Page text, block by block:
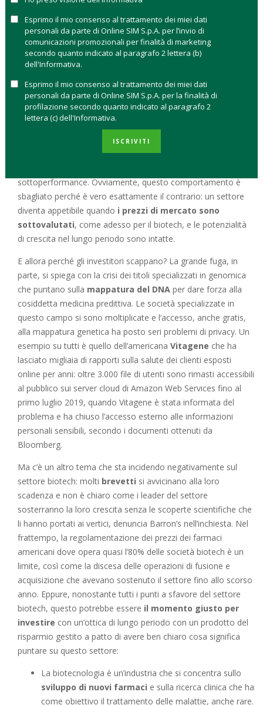
una lunga inchiesta che il settimanale finanziario inglese
Barron’s ha dedicato alla medicina del futuro.
La discrepanza tra una rivoluzione scientifica incombente e la
disillusione degli investitori è enorme. Cosa sta accadendo? I
numeri dicono che solo nel 2019 i fondi sanitari e biotech
hanno registratodeflussi netti per oltre 11 miliardi di
dollari– contro i 430 milioni registrati in tutto il 2018 –
secondo dati Lipper e Refinitiv, e questo in linea con il
comportamento abituale degli investitori in questo comparto
che, secondo l’analisi di Piper Jaffray, riceve storicamente
denaro in corrispondenza di una sovraperformance dell’indice
sottoperformance. Ovviamente, questo comportamento è
sbagliato perché è vero esattamente il contrario: un settore
diventa appetibile quando i prezzi di mercato sono
sottovalutati, come adesso per il biotech, e le potenzialità
di crescita nel lungo periodo sono intatte.
E allora perché gli investitori scappano? La grande fuga, in
parte, si spiega con la crisi dei titoli specializzati in genomica
che puntano sulla mappatura del DNA per dare forza alla
cosiddetta medicina predittiva. Le società specializzate in
questo campo si sono moltiplicate e l’accesso, anche gratis,
alla mappatura genetica ha posto seri problemi di privacy. Un
esempio su tutti è quello dell’americana Vitagene che ha
lasciato migliaia di rapporti sulla salute dei clienti esposti
online per anni: oltre 3.000 file di utenti sono rimasti accessibili
al pubblico sui server cloud di Amazon Web Services fino al
primo luglio 2019, quando Vitagene è stata informata del
problema e ha chiuso l’accesso esterno alle informazioni
personali sensibili, secondo i documenti ottenuti da
Bloomberg.
Ma c’è un altro tema che sta incidendo negativamente sul
settore biotech: molti brevetti si avvicinano alla loro
scadenza e non è chiaro come i leader del settore
sosterranno la loro crescita senza le scoperte scientifiche che
li hanno portati ai vertici, denuncia Barron’s nell’inchiesta. Nel
frattempo, la regolamentazione dei prezzi dei farmaci
americani dove opera quasi l’80% delle società biotech è un
limite, così come la discesa delle operazioni di fusione e
acquisizione che avevano sostenuto il settore fino allo scorso
anno. Eppure, nonostante tutti i punti a sfavore del settore
biotech, questo potrebbe essere il momento giusto per
investire con un’ottica di lungo periodo con un prodotto del
risparmio gestito a patto di avere ben chiaro cosa significa
puntare su questo settore:
La biotecnologia è un’industria che si concentra sullo
sviluppo di nuovi farmaci e sulla ricerca clinica che ha
come obiettivo il trattamento delle malattie, anche rare.
Esprimo il mio consenso al trattamento dei miei dati
personali da parte di Online SIM S.p.A. per l’invio di
comunicazioni promozionali per finalità di marketing
secondo quanto indicato al paragrafo 2 lettera (b)
dell'Informativa.
Esprimo il mio consenso al trattamento dei miei dati
personali da parte di Online SIM S.p.A. per la finalità di
profilazione secondo quanto indicato al paragrafo 2
lettera (c) dell'Informativa.
ISCRIVITI